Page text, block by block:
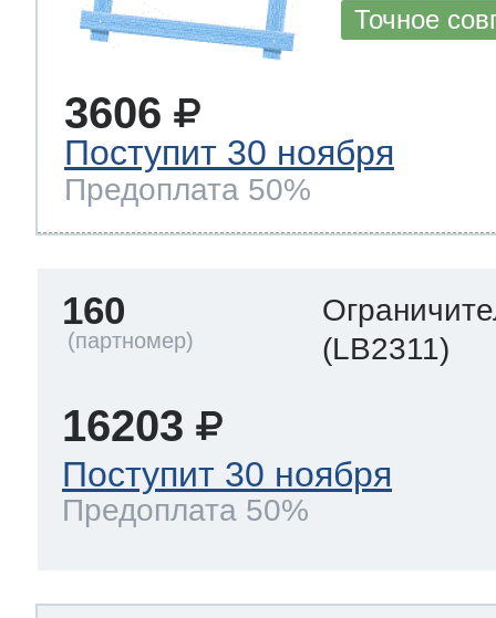
Точное
3606
Поступит 30 ноября
Предоплата 50%
160
(LB2311)
16203
Поступит 30 ноября
Предоплата 50%